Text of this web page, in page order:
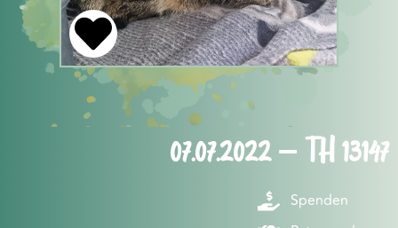
07.07.2022 – TH 13147
Spenden